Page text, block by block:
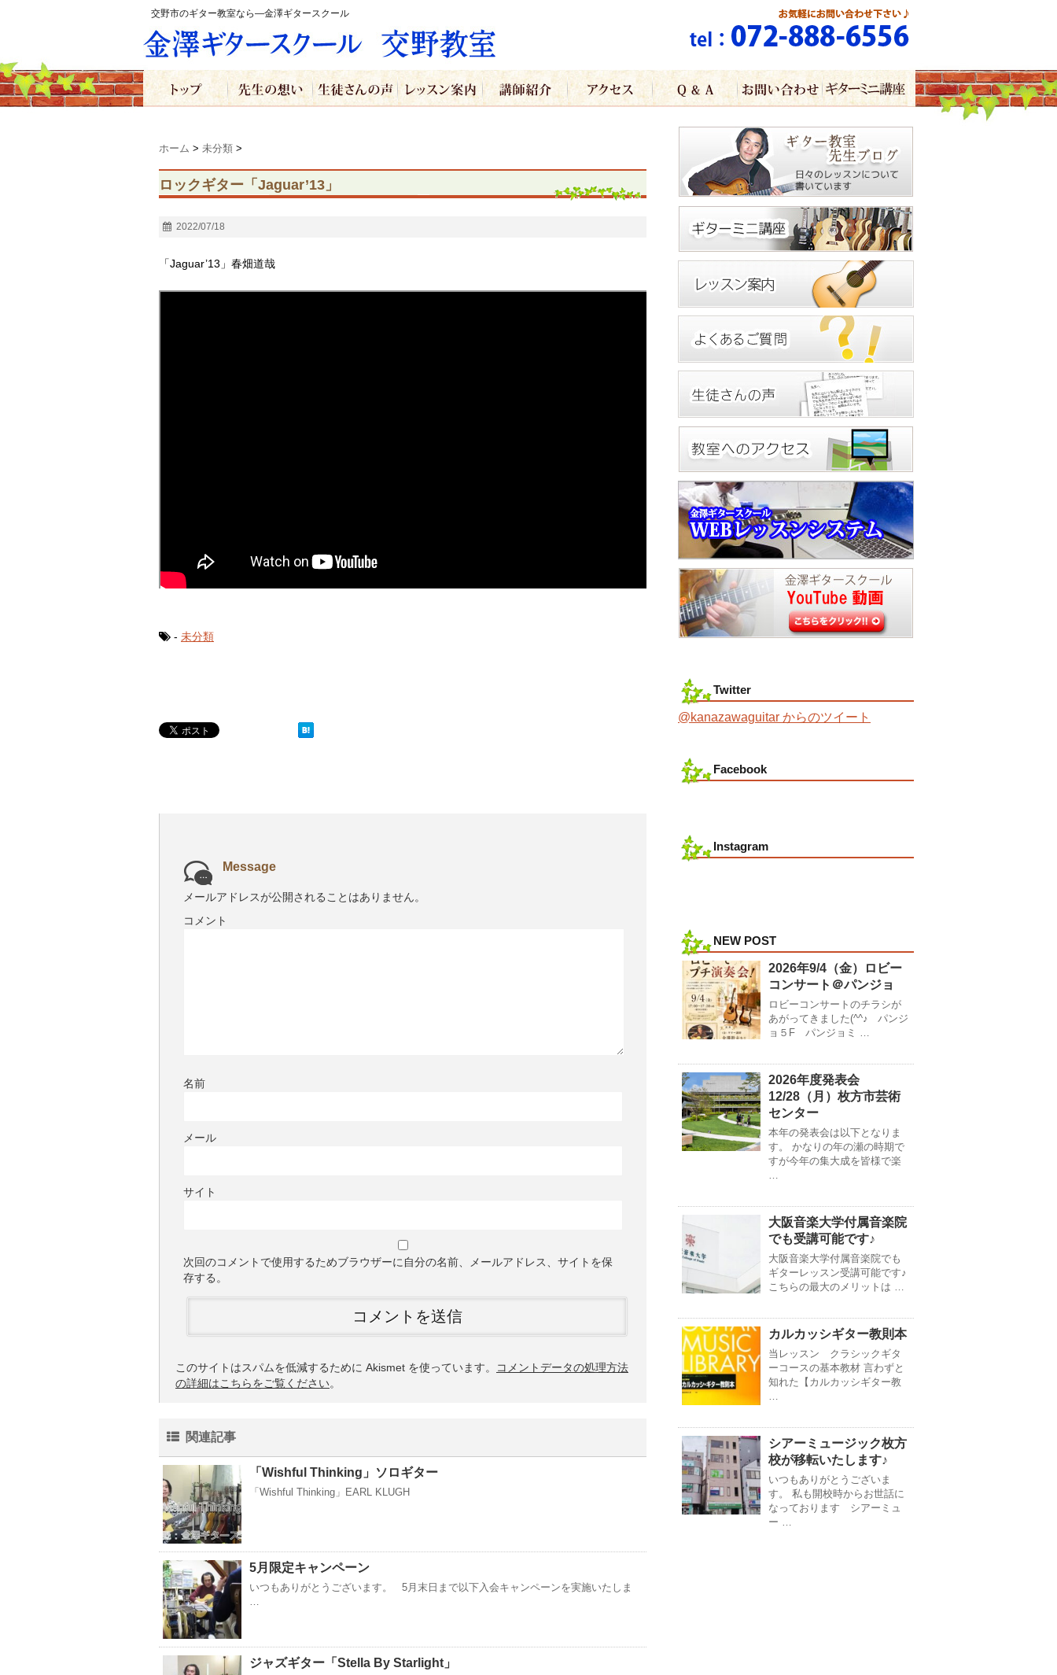
交野市のギター教室なら―金澤ギタースクール
ホーム > 未分類 >
ロックギター「Jaguar’13」
2022/07/18
「Jaguar’13」春畑道哉
- 未分類
Message
メールアドレスが公開されることはありません。
コメント
名前
メール
サイト
次回のコメントで使用するためブラウザーに自分の名前、メールアドレス、サイトを保
存する。
このサイトはスパムを低減するために Akismet を使っています。
コメントデータの処理方法
の詳細はこちらをご覧ください。
関連記事
「Wishful Thinking」ソロギター
「Wishful Thinking」EARL KLUGH
5月限定キャンペーン
いつもありがとうございます。 5月末日まで以下入会キャンペーンを実施いたしま
ジャズギター「Stella By Starlight」
Twitter
@kanazawaguitar からのツイート
Facebook
Instagram
NEW POST
2026年9/4（金）ロビー
コンサート＠パンジョ
ロビーコンサートのチラシが
あがってきました(^^♪ パンジ
ョ５F パンジョミ …
2026年度発表会
12/28（月）枚方市芸術
センター
本年の発表会は以下となりま
す。 かなりの年の瀬の時期で
すが今年の集大成を皆様で楽
…
大阪音楽大学付属音楽院
でも受講可能です♪
大阪音楽大学付属音楽院でも
ギターレッスン受講可能です♪
こちらの最大のメリットは …
カルカッシギター教則本
当レッスン クラシックギタ
ーコースの基本教材 言わずと
知れた【カルカッシギター教
…
シアーミュージック枚方
校が移転いたします♪
いつもありがとうございま
す。 私も開校時からお世話に
なっております シアーミュ
ー …